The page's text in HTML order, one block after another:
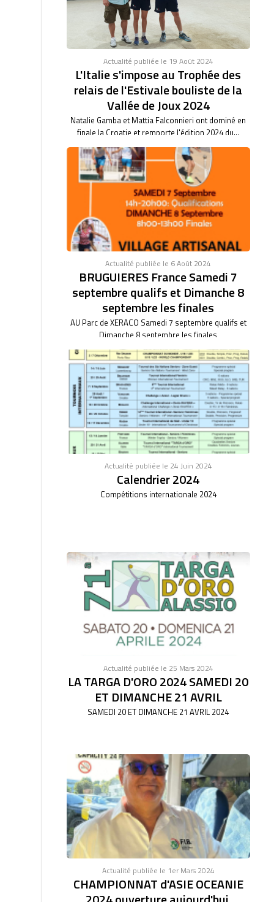
bas son...
Actualité publiée le 19 Août 2024
L'Italie s'impose au Trophée des
relais de l'Estivale bouliste de la
Vallée de Joux 2024
Natalie Gamba et Mattia Falconnieri ont dominé en
finale la Croatie et remporte l'édition 2024 du...
Actualité publiée le 6 Août 2024
BRUGUIERES France Samedi 7
septembre qualifs et Dimanche 8
septembre les finales
AU Parc de XERACO Samedi 7 septembre qualifs et
Dimanche 8 septembre les finales
Actualité publiée le 24 Juin 2024
Calendrier 2024
Compétitions internationale 2024
Actualité publiée le 25 Mars 2024
LA TARGA D'ORO 2024 SAMEDI 20
ET DIMANCHE 21 AVRIL
SAMEDI 20 ET DIMANCHE 21 AVRIL 2024
Actualité publiée le 1er Mars 2024
CHAMPIONNAT d'ASIE OCEANIE